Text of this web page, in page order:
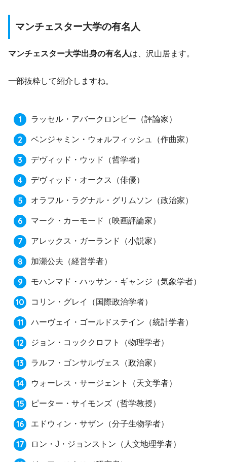
マンチェスター大学の有名人
マンチェスター大学出身の有名人は、沢山居ます。
一部抜粋して紹介しますね。
ラッセル・アバークロンビー（評論家）
ベンジャミン・ウォルフィッシュ（作曲家）
デヴィッド・ウッド（哲学者）
デヴィッド・オークス（俳優）
オラフル・ラグナル・グリムソン（政治家）
マーク・カーモード（映画評論家）
アレックス・ガーランド（小説家）
加瀬公夫（経営学者）
モハンマド・ハッサン・ギャンジ（気象学者）
コリン・グレイ（国際政治学者）
ハーヴェイ・ゴールドステイン（統計学者）
ジョン・コッククロフト（物理学者）
ラルフ・ゴンサルヴェス（政治家）
ウォーレス・サージェント（天文学者）
ピーター・サイモンズ（哲学教授）
エドウィン・サザン（分子生物学者）
ロン・J・ジョンストン（人文地理学者）